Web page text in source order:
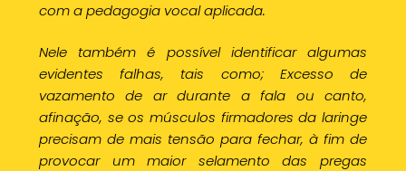
com a pedagogia vocal aplicada.
Nele também é possível identificar algumas
evidentes falhas, tais como; Excesso de
vazamento de ar durante a fala ou canto,
afinação, se os músculos firmadores da laringe
precisam de mais tensão para fechar, à fim de
provocar um maior selamento das pregas